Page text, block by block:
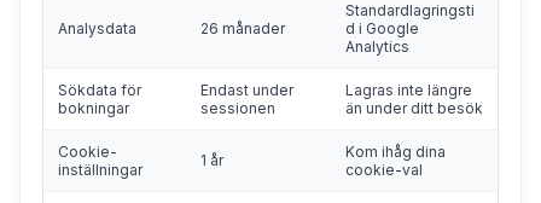
Analysdata 26 månader
Standardlagringsti
d i Google
Analytics
Sökdata för
bokningar
Endast under
sessionen
Lagras inte längre
än under ditt besök
Cookie-
inställningar
1 år
Kom ihåg dina
cookie-val